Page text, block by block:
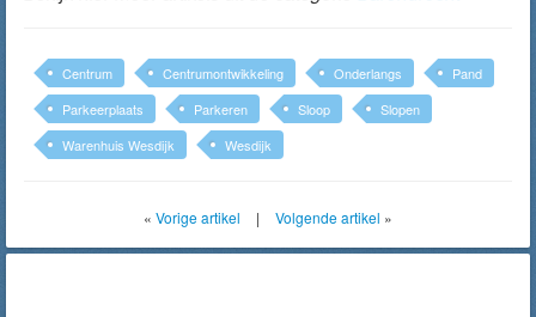
Centrum Centrumontwikkeling Onderlangs
Pand
Parkeerplaats
Parkeren Sloop
Slopen
Warenhuis Wesdijk
Wesdijk
« Vorige artikel | Volgende artikel »